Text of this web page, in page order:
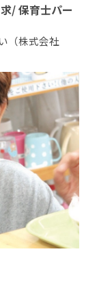
/ 保育士パー
（株式会社